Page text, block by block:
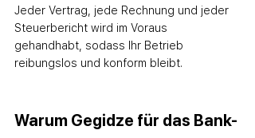
Jeder Vertrag, jede Rechnung und jeder
Steuerbericht wird im Voraus
gehandhabt, sodass Ihr Betrieb
reibungslos und konform bleibt.
Warum Gegidze für das Bank-